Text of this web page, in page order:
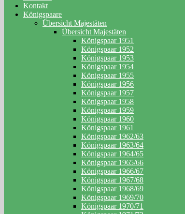
Kontakt
Königspaare
Übersicht Majestäten
Übersicht Majestäten
Königspaar 1951
Königspaar 1952
Königspaar 1953
Königspaar 1954
Königspaar 1955
Königspaar 1956
Königspaar 1957
Königspaar 1958
Königspaar 1959
Königspaar 1960
Königspaar 1961
Königspaar 1962/63
Königspaar 1963/64
Königspaar 1964/65
Königspaar 1965/66
Königspaar 1966/67
Königspaar 1967/68
Königspaar 1968/69
Königspaar 1969/70
Königspaar 1970/71